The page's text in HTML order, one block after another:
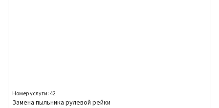
Номер услуги: 42
Замена пыльника рулевой рейки